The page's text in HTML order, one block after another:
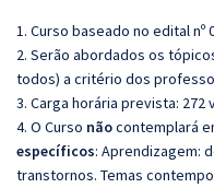
1. Curso baseado no edital nº
2. Serão abordados os
todos) a critério dos
3. Carga horária prevista:
4. O Curso nãocontemplará
específicos: Aprendizagem:
transtornos. Temas